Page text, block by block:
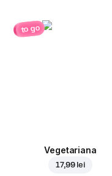
to go
Vegetariana
17,99 lei